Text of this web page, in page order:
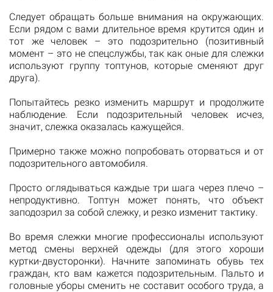
Следует обращать больше внимания на окружающих.
Если рядом с вами длительное время крутится один и
тот же человек – это подозрительно (позитивный
момент – это не спецслужбы, так как оные для слежки
используют группу топтунов, которые сменяют друг
друга).
Попытайтесь резко изменить маршрут и продолжите
наблюдение. Если подозрительный человек исчез,
значит, слежка оказалась кажущейся.
Примерно также можно попробовать оторваться и от
подозрительного автомобиля.
Просто оглядываться каждые три шага через плечо –
непродуктивно. Топтун может понять, что объект
заподозрил за собой слежку, и резко изменит тактику.
Во время слежки многие профессионалы используют
метод смены верхней одежды (для этого хороши
куртки-двусторонки). Начните запоминать обувь тех
граждан, кто вам кажется подозрительным. Пальто и
головные уборы сменить не составит особого труда, а